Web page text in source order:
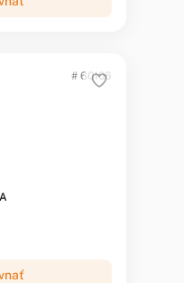
# 60106